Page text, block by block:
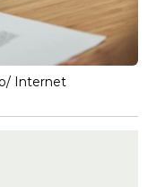
Internet